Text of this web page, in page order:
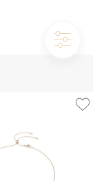
Imber,
bracelets,
doré rose ou